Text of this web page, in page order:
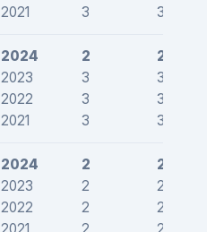
2021
3
3
2024
2023
2022
2021
2
3
3
3
2
3
3
3
2024
2023
2022
2
2
2
2
2
2